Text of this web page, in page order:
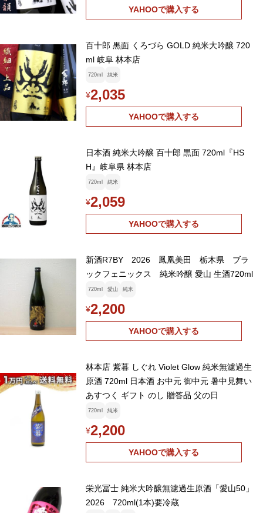
YAHOOで購入する
百十郎 黒面 くろづら GOLD 純米大吟醸 720
ml 岐阜 林本店
720ml 純米
¥2,035
YAHOOで購入する
日本酒 純米大吟醸 百十郎 黒面 720ml『HS
H』岐阜県 林本店
720ml 純米
¥2,059
YAHOOで購入する
新酒R7BY 2026 鳳凰美田 栃木県 ブラ
ックフェニックス 純米吟醸 愛山 生酒720ml
720ml 愛山 純米
¥2,200
YAHOOで購入する
林本店 紫暮 しぐれ Violet Glow 純米無濾過生
原酒 720ml 日本酒 お中元 御中元 暑中見舞い
あすつく ギフト のし 贈答品 父の日
720ml 純米
¥2,200
YAHOOで購入する
栄光冨士 純米大吟醸無濾過生原酒「愛山50」
2026 720ml(1本)要冷蔵